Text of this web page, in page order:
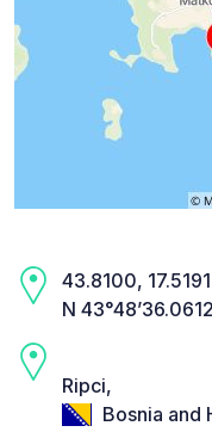
43.8100,
N
Ripci,
Bosnia and